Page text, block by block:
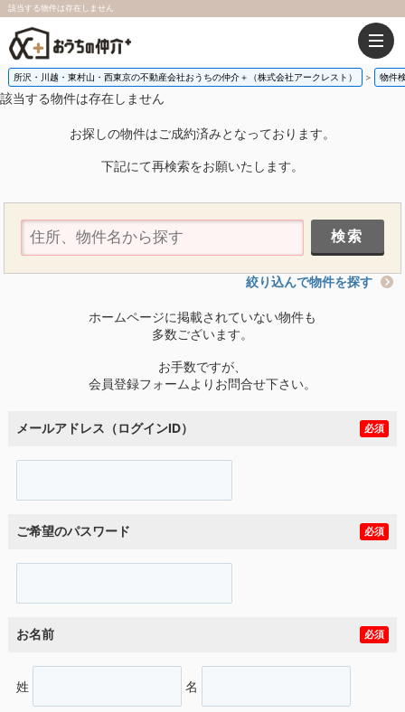
該当する物件は存在しません
所沢・川越・東村山・西東京の不動産会社おうちの仲介＋（株式会社アークレスト） 物件
該当する物件は存在しません
お探しの物件はご成約済みとなっております。
下記にて再検索をお願いたします。
絞り込んで物件を探す
ホームページに掲載されていない物件も
多数ございます。
お手数ですが、
会員登録フォームよりお問合せ下さい。
メールアドレス（ログインID） 必須
ご希望のパスワード 必須
お名前 必須
姓 名